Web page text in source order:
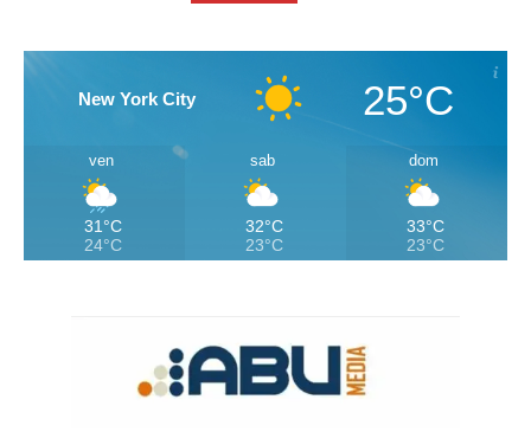
New York City 25°C
ven
31°C
24°C
sab
32°C
23°C
dom
33°C
23°C